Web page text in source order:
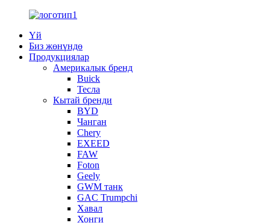
Үй
Биз жөнүндө
Продукциялар
Америкалык бренд
Buick
Тесла
Кытай бренди
BYD
Чанган
Chery
EXEED
FAW
Foton
Geely
GWM танк
GAC Trumpchi
Хавал
Хонги